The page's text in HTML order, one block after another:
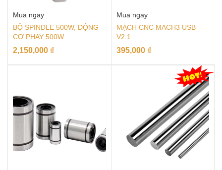
Mua ngay
BỘ SPINDLE 500W, ĐỘNG
CƠ PHAY 500W
2,150,000 ₫
Mua ngay
MẠCH CNC MACH3 USB
V2.1
395,000 ₫